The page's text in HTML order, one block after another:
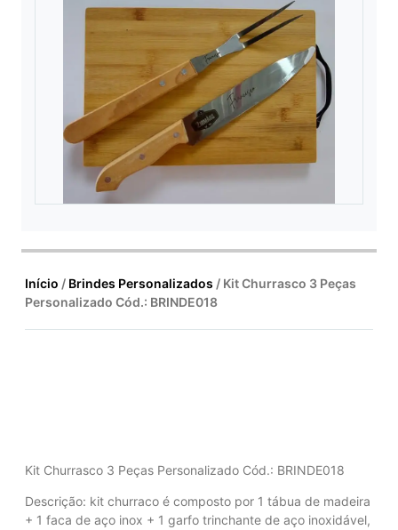
Início / Brindes Personalizados / Kit Churrasco 3 Peças
Personalizado Cód.: BRINDE018
Kit Churrasco 3 Peças Personalizado Cód.: BRINDE018
Descrição: kit churraco é composto por 1 tábua de madeira
+ 1 faca de aço inox + 1 garfo trinchante de aço inoxidável,